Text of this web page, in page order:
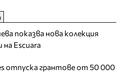
показва нова колекция
на Escuara
отпуска грантове от 50 000